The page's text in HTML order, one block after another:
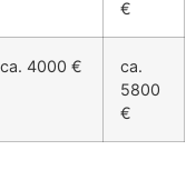
€
ca. 4000 €
ca.
5800
€